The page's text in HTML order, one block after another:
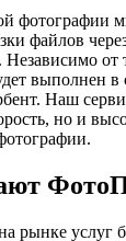
фотографии
файлов
от
выполнен в
Наш
но и
рынке услуг